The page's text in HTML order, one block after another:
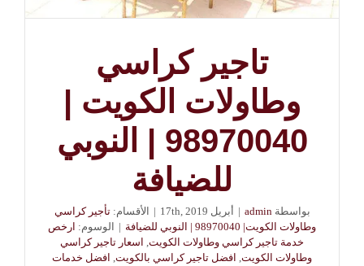
تاجير كراسي
وطاولات الكويت |
98970040 | النوبي
للضيافة
بواسطةadmin
| أبريل 17th, 2019 | الأقسام:تأجير كراسي
وطاولات الكويت| 98970040 | النوبي للضيافة
| الوسوم: ارخص
خدمة تاجير كراسي وطاولات الكويت, اسعار تاجير كراسي
وطاولات الكويت, افضل تاجير كراسي بالكويت, افضل خدمات